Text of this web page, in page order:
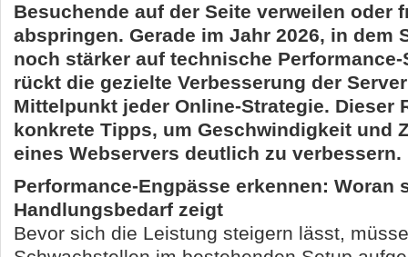
Besuchende auf der Seite verweilen oder
abspringen. Gerade im Jahr 2026, in dem
noch stärker auf technische
rückt die gezielte Verbesserung der
Mittelpunkt jeder Online-Strategie. Dieser
konkrete Tipps, um Geschwindigkeit und
eines Webservers deutlich zu verbessern.
Performance-Engpässe erkennen: Woran
Handlungsbedarf zeigt
Bevor sich die Leistung steigern lässt,